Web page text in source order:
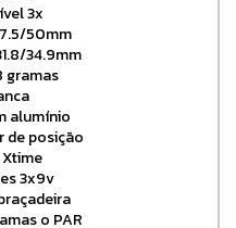
3x
50mm
34.9mm
gramas
alumínio
de posição
3x9v
o PAR